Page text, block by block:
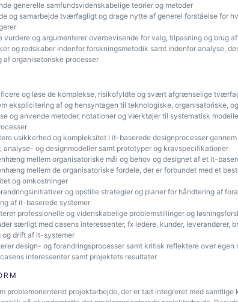
generelle samfundsvidenskabelige teorier og metoder
og samarbejde tværfagligt og drage nytte af generel forståelse for
vurdere og argumenterer overbevisende for valg, tilpasning og brug
og redskaber indenfor forskningsmetodik samt indenfor analyse,
af organisatoriske processer
og løse de komplekse, risikofyldte og svært afgrænselige
eksplicitering af og hensyntagen til teknologiske, organisatoriske,
og anvende metoder, notationer og værktøjer til systematisk
usikkerhed og kompleksitet i it-baserede designprocesser
analyse- og designmodeller samt prototyper og kravspecifikationer
mellem organisatoriske mål og behov og designet af et it-
mellem de organisatoriske fordele, der er forbundet med et
og omkostninger
og opstille strategier og planer for håndtering af
af it-baserede systemer
professionelle og videnskabelige problemstillinger og
særligt med casens interessenter, fx ledere, kunder, leverandører,
drift af it-systemer
design- og forandringsprocesser samt kritisk reflektere over egen
interessenter samt projektets resultater
problemorienteret projektarbejde, der er tæt integreret med samtlige